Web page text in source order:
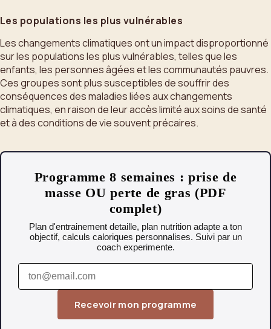
Les populations les plus vulnérables
Les changements climatiques ont un impact disproportionné
sur les populations les plus vulnérables, telles que les
enfants, les personnes âgées et les communautés pauvres.
Ces groupes sont plus susceptibles de souffrir des
conséquences des maladies liées aux changements
climatiques, en raison de leur accès limité aux soins de santé
et à des conditions de vie souvent précaires.
Programme 8 semaines : prise de
masse OU perte de gras (PDF
complet)
Plan d'entrainement detaille, plan nutrition adapte a ton
objectif, calculs caloriques personnalises. Suivi par un
coach experimente.
Recevoir mon programme